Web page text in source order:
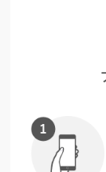
本（例）絵本
皆さまからい
子ども食堂ネ
ドパントリー